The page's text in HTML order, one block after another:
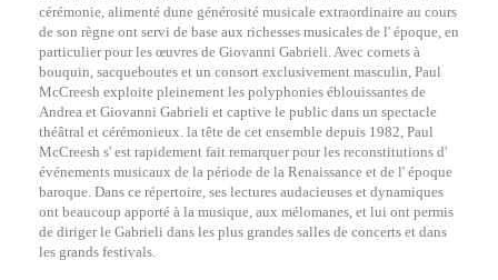
cérémonie, alimenté dune générosité musicale extraordinaire au cours
de son règne ont servi de base aux richesses musicales de l' époque, en
particulier pour les œuvres de Giovanni Gabrieli. Avec cornets à
bouquin, sacqueboutes et un consort exclusivement masculin, Paul
McCreesh exploite pleinement les polyphonies éblouissantes de
Andrea et Giovanni Gabrieli et captive le public dans un spectacle
théâtral et cérémonieux. la tête de cet ensemble depuis 1982, Paul
McCreesh s' est rapidement fait remarquer pour les reconstitutions d'
événements musicaux de la période de la Renaissance et de l' époque
baroque. Dans ce répertoire, ses lectures audacieuses et dynamiques
ont beaucoup apporté à la musique, aux mélomanes, et lui ont permis
de diriger le Gabrieli dans les plus grandes salles de concerts et dans
les grands festivals.